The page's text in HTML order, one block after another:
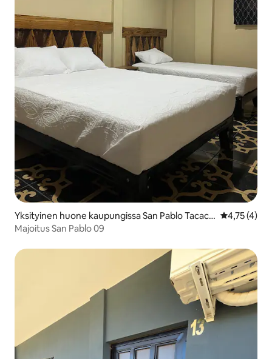
Yksityinen huone kaupungissa San Pablo Tacach
ico
4,75 (4)
Majoitus San Pablo 09